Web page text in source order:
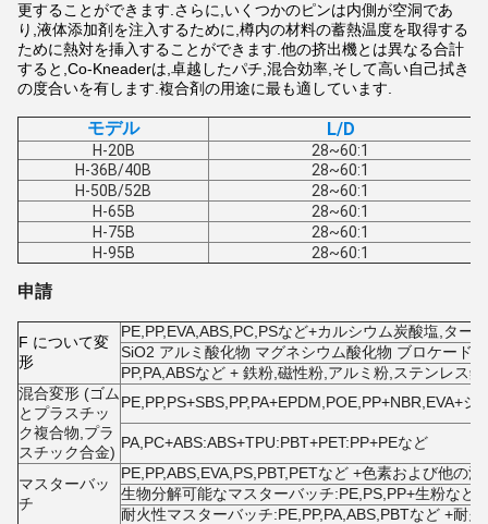
更することができます.さらに,いくつかのピンは内側が空洞であ
り,液体添加剤を注入するために,樽内の材料の蓄熱温度を取得する
ために熱対を挿入することができます.他の挤出機とは異なる合計
すると,Co-Kneaderは,卓越したパチ,混合効率,そして高い自己拭き
の度合いを有します.複合剤の用途に最も適しています.
モデル L/D
H-20B
28~60:1
H-36B/40B
28~60:1
H-50B/52B
28~60:1
H-65B
28~60:1
H-75B
28~60:1
H-95B
28~60:1
申請
F について変
形
PE,PP,EVA,ABS,PC,PSなど+カルシウム炭酸塩,ター
SiO2 アルミ酸化物 マグネシウム酸化物 ブロケード
PP,PA,ABSなど + 鉄粉,磁性粉,アルミ粉,ステンレス
混合変形 (ゴム
とプラスチッ
ク複合物,プラ
スチック合金)
PE,PP,PS+SBS,PP,PA+EPDM,POE,PP+NBR,EVA+シ
PA,PC+ABS:ABS+TPU:PBT+PET:PP+PEなど
マスターバッ
チ
PE,PP,ABS,EVA,PS,PBT,PETなど +色素および他の添
生物分解可能なマスターバッチ:PE,PS,PP+生粉など
耐火性マスターバッチ:PE,PP,PA,ABS,PBTなど +耐